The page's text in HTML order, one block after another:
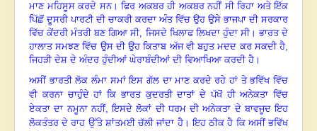
ਮਾਣ ਮਹਿਸੂਸ ਕਰਦੇ ਸਨ। ਫਿਰ ਅਕਬਰ ਹੀ ਅਕਬਰ ਨਹੀਂ ਸੀ ਰਿਹਾ ਅਤੇ ਇੱਕ
ਪਿੱਛੋਂ ਦੂਸਰੀ ਪਾਰਟੀ ਦੀ ਚਾਕਰੀ ਕਰਦਾ ਅੰਤ ਵਿੱਚ ਉਹ ਉਸੇ ਭਾਜਪਾ ਦੀ ਸਰਕਾਰ
ਵਿੱਚ ਕੇਂਦਰੀ ਮੰਤਰੀ ਬਣ ਗਿਆ ਸੀ, ਜਿਸਦੇ ਖਿਲਾਫ ਲਿਖਦਾ ਹੁੰਦਾ ਸੀ। ਭਾਰਤ ਦੇ
ਹਾਲਾਤ ਸਮਝਣ ਵਿੱਚ ਉਸ ਦੀ ਉਹ ਕਿਤਾਬ ਅੱਜ ਵੀ ਬਹੁਤ ਮਦਦ ਕਰ ਸਕਦੀ ਹੈ,
ਜਿਹੜੀ ਦੇਸ਼ ਦੇ ਅੰਦਰ ਹੁੰਦੀਆਂ ਘੇਰਾਬੰਦੀਆਂ ਦੀ ਵਿਆਖਿਆ ਕਰਦੀ ਹੈ ।
ਅਸੀਂ ਭਾਰਤੀ ਲੋਕ ਲੰਮਾ ਸਮਾਂ ਇਸ ਗੱਲ ਦਾ ਮਾਣ ਕਰਦੇ ਰਹੇ ਹਾਂ ਤੇ ਭਵਿੱਖ ਵਿੱਚ
ਵੀ ਕਰਨਾ ਚਾਹੁੰਦੇ ਹਾਂ ਕਿ ਭਾਰਤ ਕੁਦਰਤੀ ਦਾਤਾਂ ਦੇ ਪੱਖੋਂ ਹੀ ਅਨੇਕਤਾ ਵਿੱਚ
ਏਕਤਾ ਦਾ ਨਮੂਨਾ ਨਹੀਂ, ਇਸਦੇ ਲੋਕਾਂ ਦੀ ਧਰਮ ਦੀ ਅਨੇਕਤਾ ਦੇ ਬਾਵਜੂਦ ਇਹ
ਲੋਕਤੰਤਰ ਦੇ ਰਾਹ ਉੱਤੇ ਸ਼ਾਂਤਮਈ ਚੱਲੀ ਜਾਂਦਾ ਹੈ।ਇਹ ਠੀਕ ਹੈ ਕਿ ਅਸੀਂ ਭਵਿੱਖ